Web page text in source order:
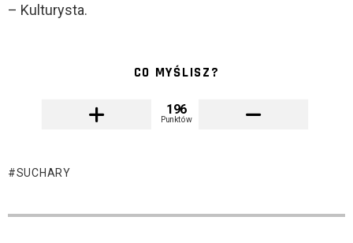
– Kulturysta.
CO MYŚLISZ?
196
Punktów
SUCHARY